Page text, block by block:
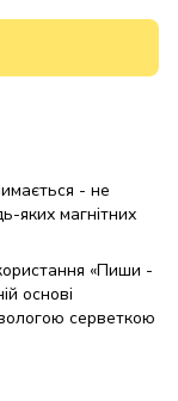
- не
яких магнітних
«Пиши -
основі
серветкою